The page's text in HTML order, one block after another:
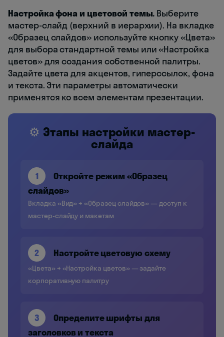
Настройка фона и цветовой темы. Выберите
мастер-слайд (верхний в иерархии). На вкладке
«Образец слайдов» используйте кнопку «Цвета»
для выбора стандартной темы или «Настройка
цветов» для создания собственной палитры.
Задайте цвета для акцентов, гиперссылок, фона
и текста. Эти параметры автоматически
применятся ко всем элементам презентации.
⚙️ Этапы настройки мастер-
слайда
1
Откройте режим «Образец
слайдов»
Вкладка «Вид» → «Образец слайдов» — доступ к
мастер-слайду и макетам
2 Настройте цветовую схему
«Цвета» → «Настройка цветов» — задайте
корпоративную палитру
3
Определите шрифты для
заголовков и текста